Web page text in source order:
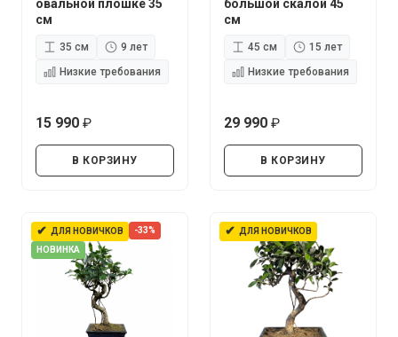
овальной плошке 35
см
35 см
9 лет
Низкие требования
15 990
В КОРЗИНУ
большой скалой 45
см
45 см
15 лет
Низкие требования
29 990
В КОРЗИНУ
✔ ДЛЯ НОВИЧКОВ
-33%
НОВИНКА
✔ ДЛЯ НОВИЧКОВ